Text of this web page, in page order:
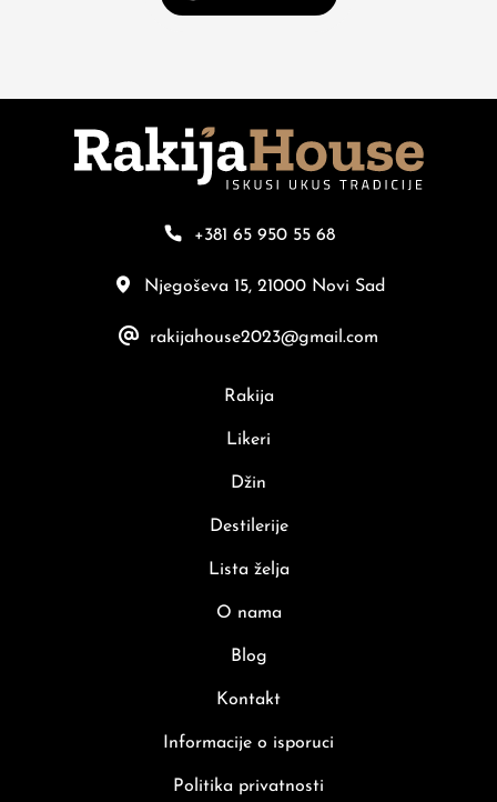
+381 65 950 55 68
Njegoševa 15, 21000 Novi Sad
rakijahouse2023@gmail.com
Rakija
Likeri
Džin
Destilerije
Lista želja
O nama
Blog
Kontakt
Informacije o isporuci
Politika privatnosti